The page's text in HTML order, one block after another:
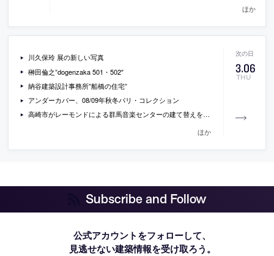
ほか
3.06
THU
川久保玲 展の新しい写真
榊田倫之”dogenzaka 501・502″
納谷建築設計事務所”船橋の住宅”
アンダーカバー、08/09年秋冬パリ・コレクション
高崎市がレーモンドによる群馬音楽センターの建て替えを検討
ほか
Subscribe and Follow
公式アカウントをフォローして、
見逃せない建築情報を受け取ろう。